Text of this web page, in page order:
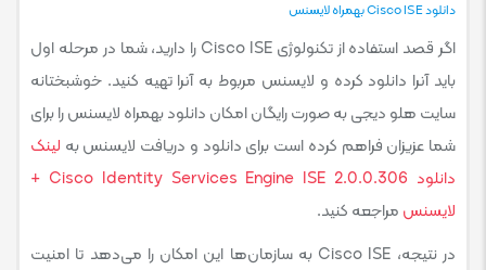
دانلود Cisco ISE بهمراه لایسنس
اگر قصد استفاده از تکنولوژی Cisco ISE را دارید، شما در مرحله اول
باید آنرا دانلود کرده و لایسنس مربوط به آنرا تهیه کنید. خوشبختانه
سایت هلو دیجی به صورت رایگان امکان دانلود بهمراه لایسنس را برای
شما عزیزان فراهم کرده است برای دانلود و دریافت لایسنس به لینک
دانلود Cisco Identity Services Engine ISE 2.0.0.306 +
لایسنس مراجعه کنید.
در نتیجه، Cisco ISE به سازمان‌ها این امکان را می‌دهد تا امنیت